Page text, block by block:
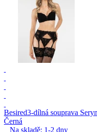
Besired3-dílná souprava
Černá
Na skladě: 1-2 dny